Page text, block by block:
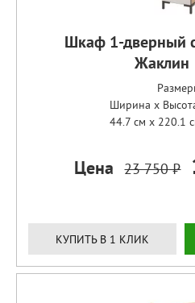
Шкаф 1-дверный
Жаклин
Ширина x
44.7 см x 220.1
Цена 23 750 ₽
КУПИТЬ В 1 КЛИК